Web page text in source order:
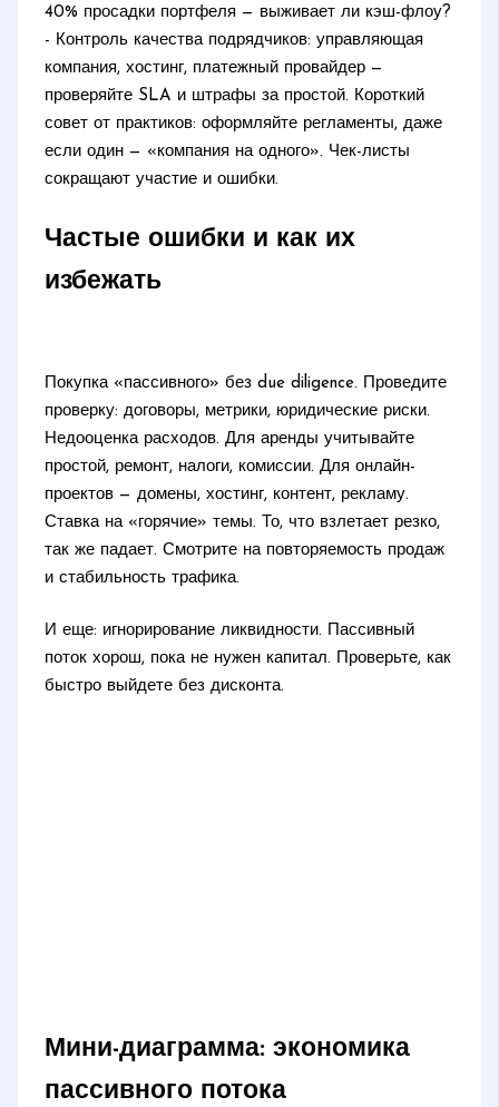
40% просадки портфеля — выживает ли кэш-флоу?
- Контроль качества подрядчиков: управляющая
компания, хостинг, платежный провайдер —
проверяйте SLA и штрафы за простой. Короткий
совет от практиков: оформляйте регламенты, даже
если один — «компания на одного». Чек-листы
сокращают участие и ошибки.
Частые ошибки и как их
избежать
Покупка «пассивного» без due diligence. Проведите
проверку: договоры, метрики, юридические риски.
Недооценка расходов. Для аренды учитывайте
простой, ремонт, налоги, комиссии. Для онлайн-
проектов — домены, хостинг, контент, рекламу.
Ставка на «горячие» темы. То, что взлетает резко,
так же падает. Смотрите на повторяемость продаж
и стабильность трафика.
И еще: игнорирование ликвидности. Пассивный
поток хорош, пока не нужен капитал. Проверьте, как
быстро выйдете без дисконта.
Мини-диаграмма: экономика
пассивного потока